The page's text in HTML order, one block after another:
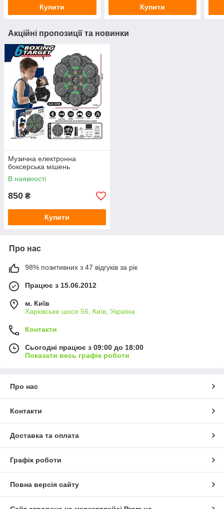
Купити Купити
Акційні пропозиції та новинки
Музична електронна
боксерська мішень
В наявності
850 ₴
Купити
Про нас
98% позитивних з 47 відгуків за рік
Працює з 15.06.2012
м. Київ
Харківське шосе 56, Київ, Україна
Контакти
Сьогодні працює з 09:00 до 18:00
Показати весь графік роботи
Про нас
Контакти
Доставка та оплата
Графік роботи
Повна версія сайту